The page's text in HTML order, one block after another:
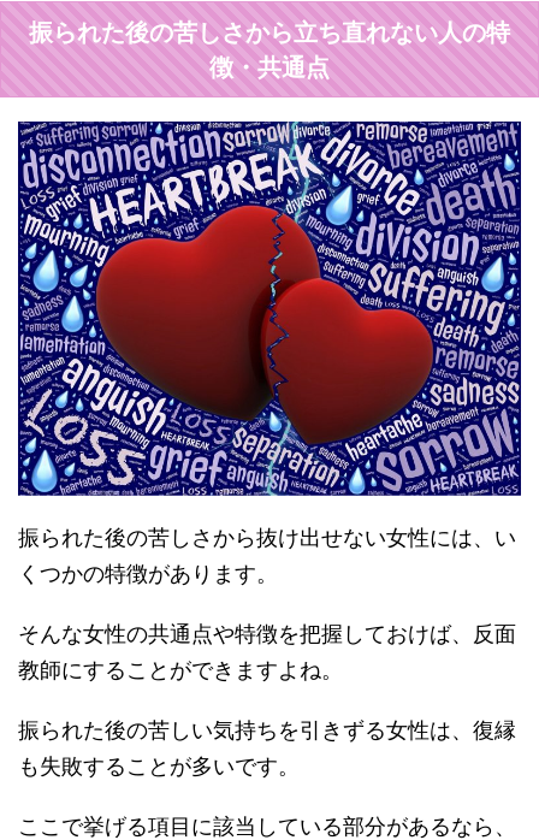
振られた後の苦しさから立ち直れない人の特
徴・共通点
振られた後の苦しさから抜け出せない女性には、い
くつかの特徴があります。
そんな女性の共通点や特徴を把握しておけば、反面
教師にすることができますよね。
振られた後の苦しい気持ちを引きずる女性は、復縁
も失敗することが多いです。
ここで挙げる項目に該当している部分があるなら、